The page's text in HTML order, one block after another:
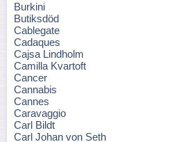
Burkini
Butiksdöd
Cablegate
Cadaques
Cajsa Lindholm
Camilla Kvartoft
Cancer
Cannabis
Cannes
Caravaggio
Carl Bildt
Carl Johan von Seth